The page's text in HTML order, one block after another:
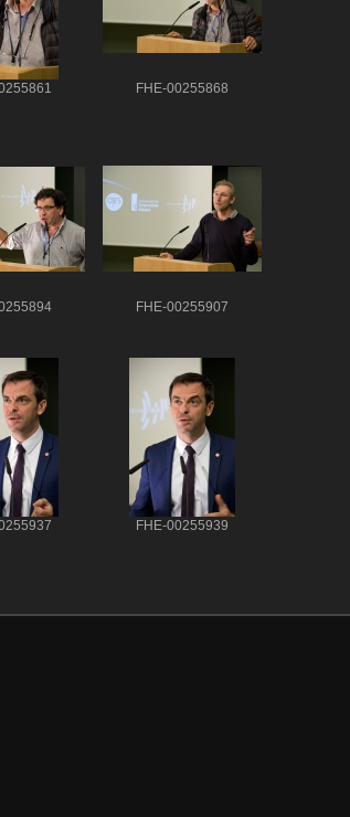
FHE-00255868
FHE-00255907
FHE-00255939